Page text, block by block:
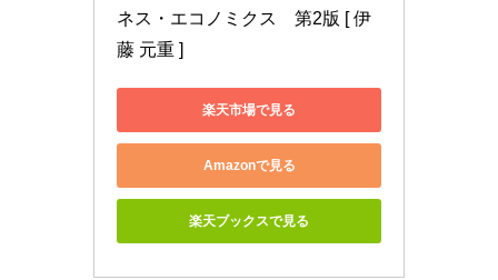
ネス・エコノミクス　第2版 [ 伊
藤 元重 ]
楽天市場で見る
Amazonで見る
楽天ブックスで見る